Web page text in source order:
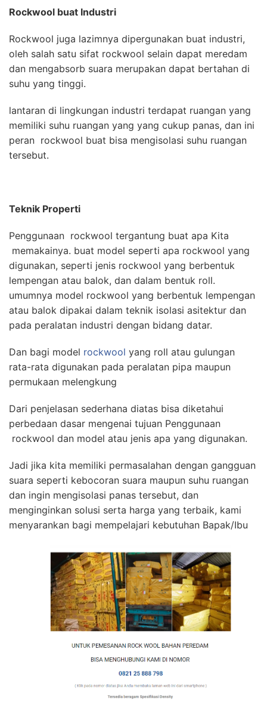
Rockwool buat Industri
Rockwool juga lazimnya dipergunakan buat industri,
oleh salah satu sifat rockwool selain dapat meredam
dan mengabsorb suara merupakan dapat bertahan di
suhu yang tinggi.
lantaran di lingkungan industri terdapat ruangan yang
memiliki suhu ruangan yang yang cukup panas, dan ini
peran rockwool buat bisa mengisolasi suhu ruangan
tersebut.
Teknik Properti
Penggunaan rockwool tergantung buat apa Kita
memakainya. buat model seperti apa rockwool yang
digunakan, seperti jenis rockwool yang berbentuk
lempengan atau balok, dan dalam bentuk roll.
umumnya model rockwool yang berbentuk lempengan
atau balok dipakai dalam teknik isolasi asitektur dan
pada peralatan industri dengan bidang datar.
Dan bagi model rockwool yang roll atau gulungan
rata-rata digunakan pada peralatan pipa maupun
permukaan melengkung
Dari penjelasan sederhana diatas bisa diketahui
perbedaan dasar mengenai tujuan Penggunaan
rockwool dan model atau jenis apa yang digunakan.
Jadi jika kita memiliki permasalahan dengan gangguan
suara seperti kebocoran suara maupun suhu ruangan
dan ingin mengisolasi panas tersebut, dan
menginginkan solusi serta harga yang terbaik, kami
menyarankan bagi mempelajari kebutuhan Bapak/Ibu